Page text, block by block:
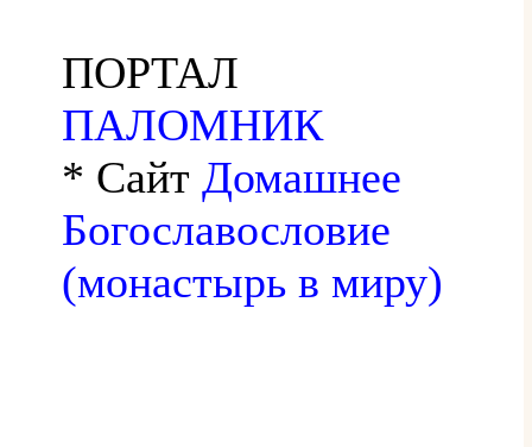
ПОРТАЛ
ПАЛОМНИК
* Сайт Домашнее
Богославословие
(монастырь в миру)